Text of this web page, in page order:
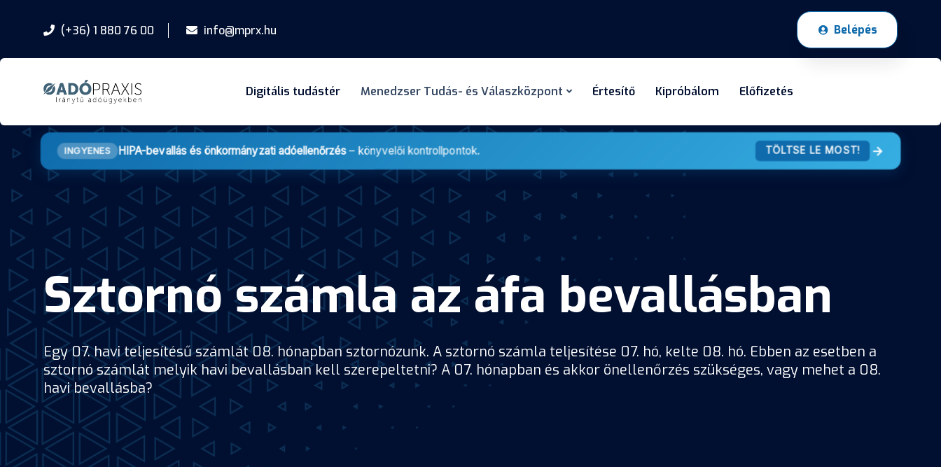
(+36) 1 880 76 00 info@mprx.hu Belépés
Digitális tudástér Menedzser Tudás- és Válaszközpont Értesítő Kipróbálom Előfizetés
INGYENES HIPA-bevallás és önkormányzati adóellenőrzés– könyvelői kontrollpontok. TÖLTSE LE MOST!
Sztornó számla az áfa bevallásban
Egy 07. havi teljesítésű számlát 08. hónapban sztornózunk. A sztornó számla teljesítése 07. hó, kelte 08. hó. Ebben az esetben a
sztornó számlát melyik havi bevallásban kell szerepeltetni? A 07. hónapban és akkor önellenőrzés szükséges, vagy mehet a 08.
havi bevallásba?